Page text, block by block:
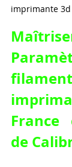
imprimante 3d
France
de